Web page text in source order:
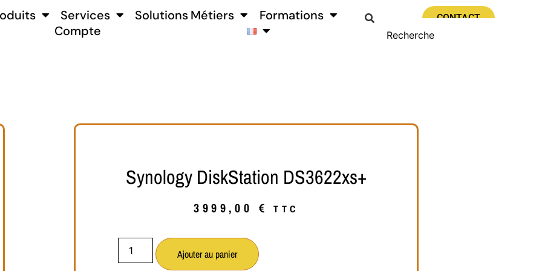
Services Solutions Métiers
Formations
Compte
CONTACT
Synology DiskStation DS3622xs+
3999,00 € TTC
Ajouter au panier